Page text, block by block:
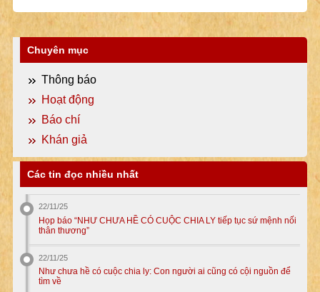
Chuyên mục
Thông báo
Hoạt động
Báo chí
Khán giả
Các tin đọc nhiều nhất
22/11/25
Họp báo “NHƯ CHƯA HỀ CÓ CUỘC CHIA LY tiếp tục sứ mệnh nối
thân thương”
22/11/25
Như chưa hề có cuộc chia ly: Con người ai cũng có cội nguồn để
tìm về